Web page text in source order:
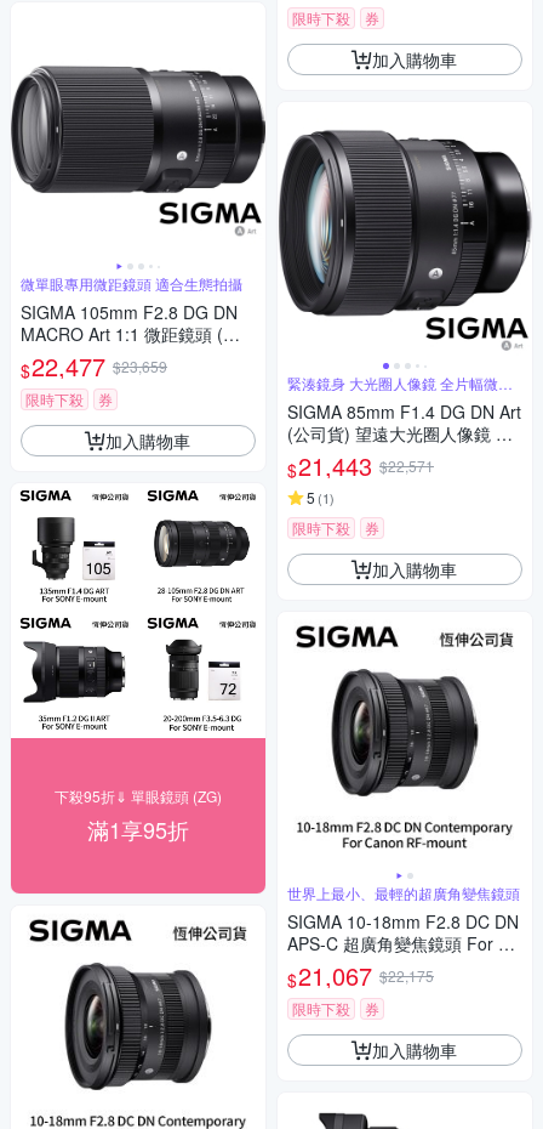
微單眼專用微距鏡頭 適合生態拍攝
SIGMA 105mm F2.8 DG DN
MACRO Art 1:1 微距鏡頭 (公
司貨) 望遠定焦鏡頭 全片幅無
反微單眼鏡頭
$22,477 $23,659
限時下殺
券
加入購物車
下殺95折⇓ 單眼鏡頭 (ZG)
滿1享95折
限時下殺 券
加入購物車
緊湊鏡身 大光圈人像鏡 全片幅微單
眼鏡頭
SIGMA 85mm F1.4 DG DN Art
(公司貨) 望遠大光圈人像鏡 全
片幅微單眼鏡頭
$21,443 $22,571
5 (1)
限時下殺 券
加入購物車
世界上最小、最輕的超廣角變焦鏡頭
SIGMA 10-18mm F2.8 DC DN
APS-C 超廣角變焦鏡頭 For Ca
non RF-mount (公司貨)
$21,067 $22,175
限時下殺
券
加入購物車